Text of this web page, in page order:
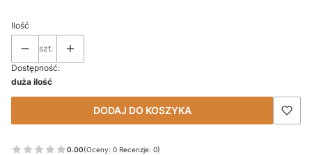
Ilość
szt.
Dostępność:
duża ilość
DODAJ DO KOSZYKA
0.00(Oceny: 0 Recenzje: 0)